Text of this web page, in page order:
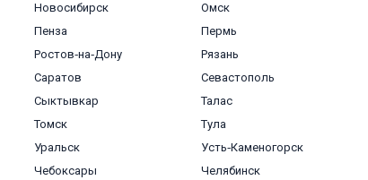
Новосибирск Омск
Пенза Пермь
Ростов‑на‑Дону Рязань
Саратов Севастополь
Сыктывкар Талас
Томск Тула
Уральск Усть‑Каменогорск
Чебоксары Челябинск